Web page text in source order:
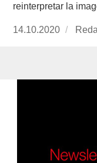
reinterpretar la
Publicado
14.10.2020